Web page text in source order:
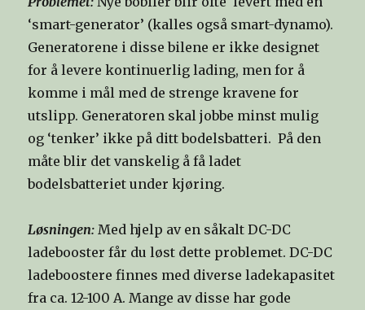
‘smart-generator’ (kalles også smart-dynamo).
Generatorene i disse bilene er ikke designet
for å levere kontinuerlig lading, men for å
komme i mål med de strenge kravene for
utslipp. Generatoren skal jobbe minst mulig
og ‘tenker’ ikke på ditt bodelsbatteri. På den
måte blir det vanskelig å få ladet
bodelsbatteriet under kjøring.
Løsningen: Med hjelp av en såkalt DC-DC
ladebooster får du løst dette problemet. DC-DC
ladeboostere finnes med diverse ladekapasitet
fra ca. 12-100 A. Mange av disse har gode